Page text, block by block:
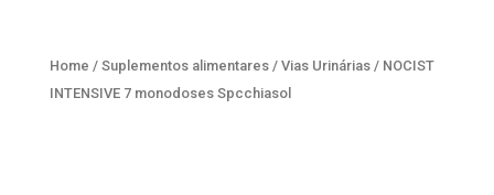
Home / Suplementos alimentares/ Vias Urinárias/ NOCIST
INTENSIVE 7 monodoses Spcchiasol